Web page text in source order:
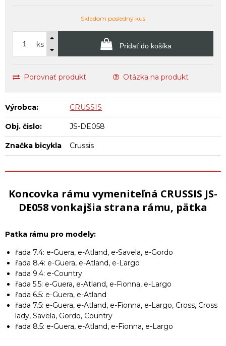
Skladom posledný kus
ks Pridať do košíka
Porovnať produkt Otázka na produkt
Výrobca: CRUSSIS
Obj. čislo: JS-DE058
Značka bicykla Crussis
Koncovka rámu vymeniteľná CRUSSIS JS-
DE058 vonkajšia strana rámu, pätka
Patka rámu pro modely:
řada 7.4: e-Guera, e-Atland, e-Savela, e-Gordo
řada 8.4: e-Guera, e-Atland, e-Largo
řada 9.4: e-Country
řada 5.5: e-Guera, e-Atland, e-Fionna, e-Largo
řada 6.5: e-Guera, e-Atland
řada 7.5: e-Guera, e-Atland, e-Fionna, e-Largo, Cross, Cross
lady, Savela, Gordo, Country
řada 8.5: e-Guera, e-Atland, e-Fionna, e-Largo